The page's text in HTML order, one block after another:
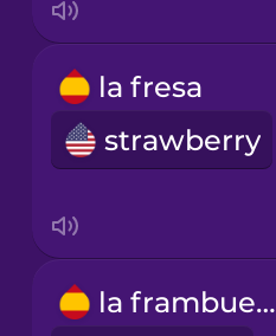
la fresa
strawberry
la frambuesa